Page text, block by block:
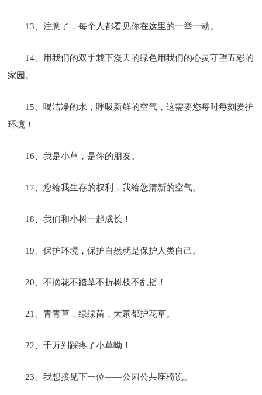
13、注意了，每个人都看见你在这里的一举一动。
14、用我们的双手栽下漫天的绿色用我们的心灵守望五彩的
家园。
15、喝洁净的水，呼吸新鲜的空气，这需要您每时每刻爱护
环境！
16、我是小草，是你的朋友。
17、您给我生存的权利，我给您清新的空气。
18、我们和小树一起成长！
19、保护环境，保护自然就是保护人类自己。
20、不摘花不踏草不折树枝不乱摇！
21、青青草，绿绿苗，大家都护花草。
22、千万别踩疼了小草呦！
23、我想接见下一位——公园公共座椅说。